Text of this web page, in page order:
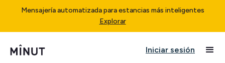
Mensajería automatizada para estancias más inteligentes
Explorar
Iniciar sesión